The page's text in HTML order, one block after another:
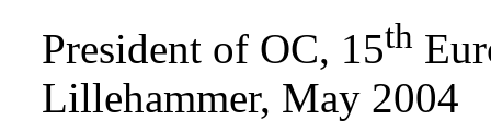
President of OC, 15th
Lillehammer, May 2004